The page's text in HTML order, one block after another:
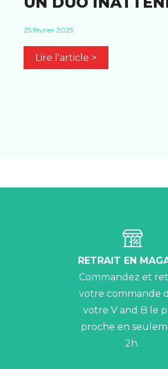
25 février 2025
Lire l'article >
RETRAIT EN
Commandez et
votre commande
votre V and B le
proche en
2h.